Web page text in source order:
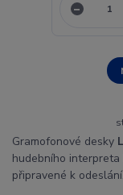
Gramofonové desky
hudebního interpreta
připravené k odeslání.